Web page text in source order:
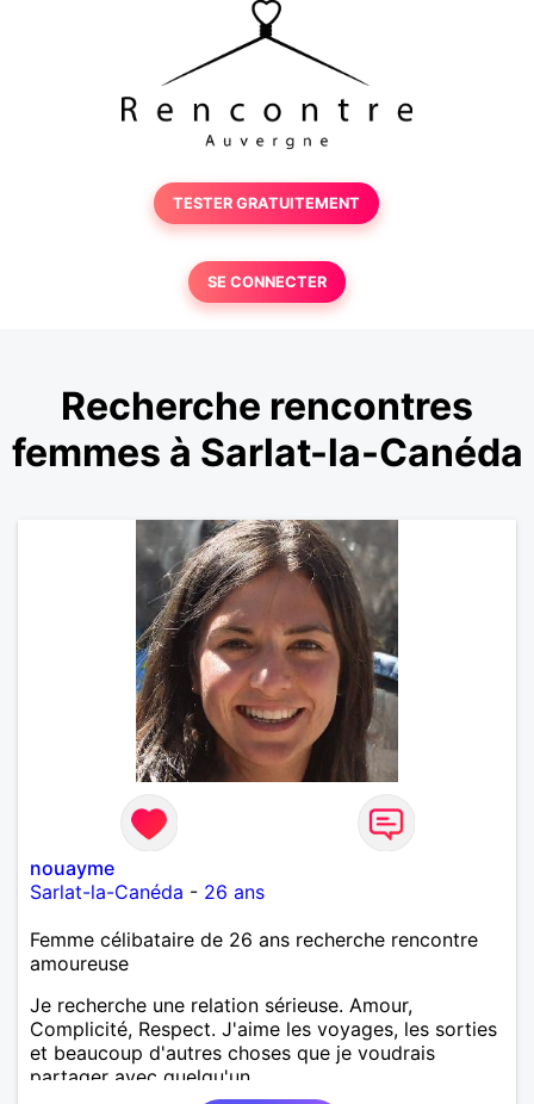
TESTER GRATUITEMENT
SE CONNECTER
Recherche rencontres
femmes à Sarlat-la-Canéda
nouayme
Sarlat-la-Canéda - 26 ans
Femme célibataire de 26 ans recherche rencontre
amoureuse
Je recherche une relation sérieuse. Amour,
Complicité, Respect. J'aime les voyages, les sorties
et beaucoup d'autres choses que je voudrais
partager avec quelqu'un.